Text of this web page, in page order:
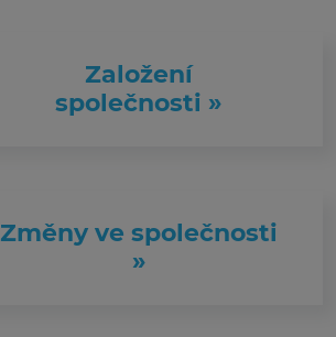
Založení
společnosti »
Změny ve společnosti
»